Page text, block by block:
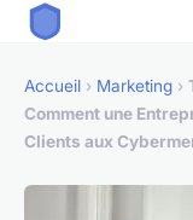
Accueil › Marketing ›
Comment une
Clients aux